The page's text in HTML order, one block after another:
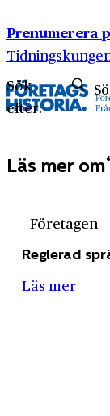
Prenumerera
Sök
efter:
Läs mer om
Företagen
Reglerad
Läs mer